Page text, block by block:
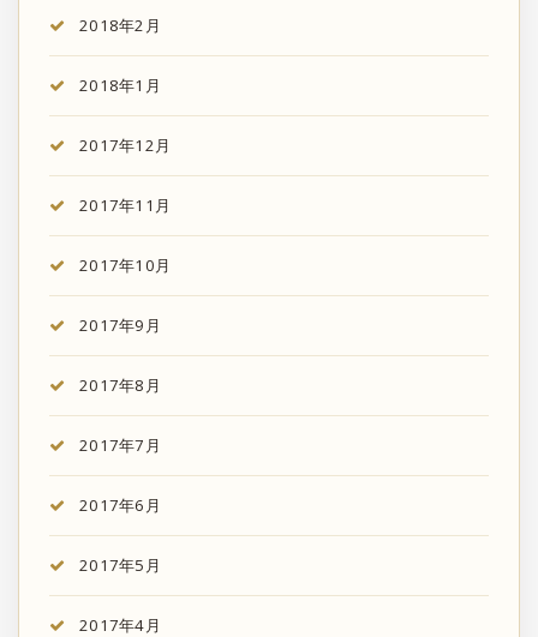
2018年2月
2018年1月
2017年12月
2017年11月
2017年10月
2017年9月
2017年8月
2017年7月
2017年6月
2017年5月
2017年4月